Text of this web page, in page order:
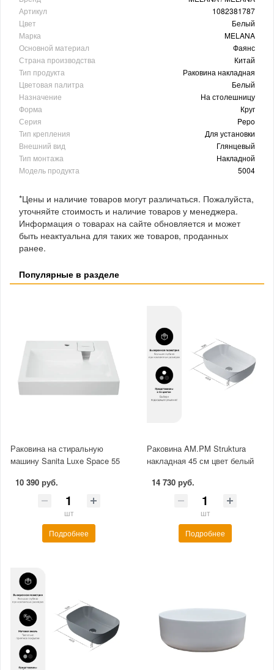
Артикул
1082381787
Цвет
Белый
Марка
MELANA
Основной материал
Фаянс
Страна производства
Китай
Тип продукта
Раковина накладная
Цветовая палитра
Белый
Назначение
На столешницу
Форма
Круг
Серия
Pepo
Тип крепления
Для установки
Внешний вид
Глянцевый
Тип монтажа
Накладной
Модель продукта
5004
*Цены и наличие товаров могут различаться. Пожалуйста,
уточняйте стоимость и наличие товаров у менеджера.
Информация о товарах на сайте обновляется и может
быть неактуальна для таких же товаров, проданных
ранее.
Популярные в разделе
Раковина на стиральную
машину Sanita Luxe Space 55
10 390 руб.
шт
Подробнее
Раковина AM.PM Struktura
накладная 45 см цвет белый
14 730 руб.
шт
Подробнее